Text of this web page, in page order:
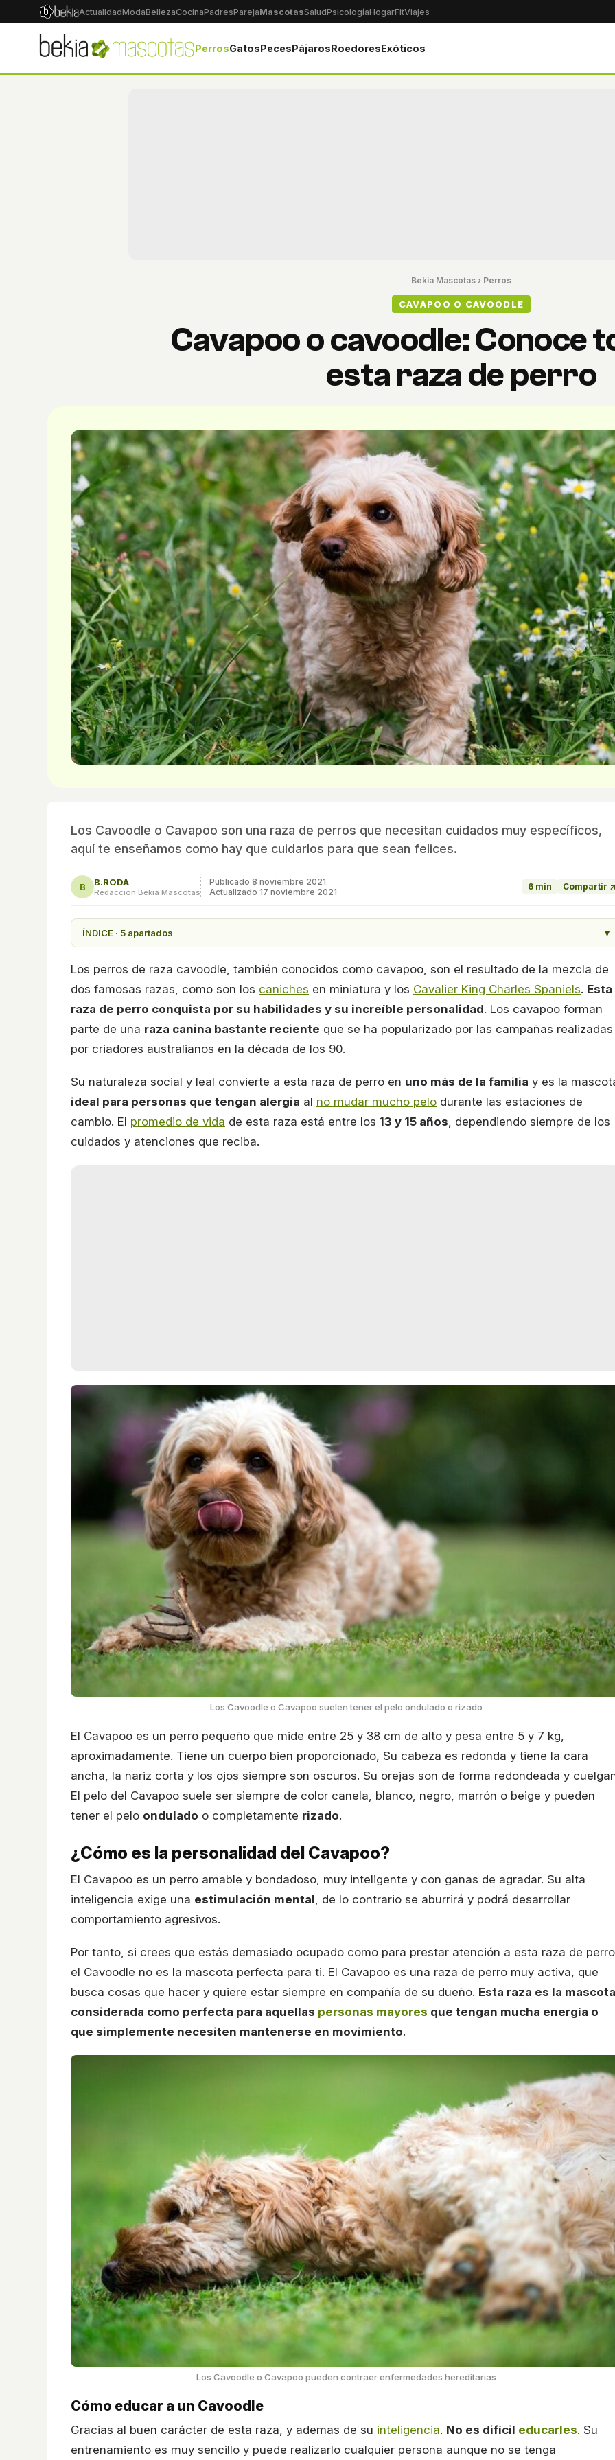
ActualidadModaBellezaCocinaPadresParejaMascotasSaludPsicologíaHogarFitViajes
PerrosGatosPecesPájarosRoedoresExóticos
Bekia Mascotas › Perros
CAVAPOO O CAVOODLE
Cavapoo o cavoodle: Conoce
esta raza de perro
Los Cavoodle o Cavapoo son una raza de perros que necesitan cuidados muy específicos,
aquí te enseñamos como hay que cuidarlos para que sean felices.
B B.RODA
Redacción Bekia Mascotas
Publicado 8 noviembre 2021
Actualizado 17 noviembre 2021
6 min Compartir ↗
ÍNDICE · 5 apartados ▾
Los perros de raza cavoodle, también conocidos como cavapoo, son el resultado de la mezcla de
dos famosas razas, como son los caniches en miniatura y los Cavalier King Charles Spaniels. Esta
raza de perro conquista por su habilidades y su increíble personalidad. Los cavapoo forman
parte de una raza canina bastante reciente que se ha popularizado por las campañas realizadas
por criadores australianos en la década de los 90.
Su naturaleza social y leal convierte a esta raza de perro en uno más de la familia y es la
ideal para personas que tengan alergia al no mudar mucho pelo durante las estaciones de
cambio. El promedio de vida de esta raza está entre los 13 y 15 años , dependiendo siempre de los
cuidados y atenciones que reciba.
Los Cavoodle o Cavapoo suelen tener el pelo ondulado o rizado
El Cavapoo es un perro pequeño que mide entre 25 y 38 cm de alto y pesa entre 5 y 7 kg,
aproximadamente. Tiene un cuerpo bien proporcionado, Su cabeza es redonda y tiene la cara
ancha, la nariz corta y los ojos siempre son oscuros. Su orejas son de forma redondeada y
El pelo del Cavapoo suele ser siempre de color canela, blanco, negro, marrón o beige y pueden
tener el pelo ondulado o completamente rizado.
¿Cómo es la personalidad del Cavapoo?
El Cavapoo es un perro amable y bondadoso, muy inteligente y con ganas de agradar. Su alta
inteligencia exige una estimulación mental , de lo contrario se aburrirá y podrá desarrollar
comportamiento agresivos.
Por tanto, si crees que estás demasiado ocupado como para prestar atención a esta raza de
el Cavoodle no es la mascota perfecta para ti. El Cavapoo es una raza de perro muy activa, que
busca cosas que hacer y quiere estar siempre en compañía de su dueño. Esta raza es la mascota
considerada como perfecta para aquellas personas mayores que tengan mucha energía o
que simplemente necesiten mantenerse en movimiento.
Los Cavoodle o Cavapoo pueden contraer enfermedades hereditarias
Cómo educar a un Cavoodle
Gracias al buen carácter de esta raza, y ademas de su inteligencia. No es difícil educarles. Su
entrenamiento es muy sencillo y puede realizarlo cualquier persona aunque no se tenga